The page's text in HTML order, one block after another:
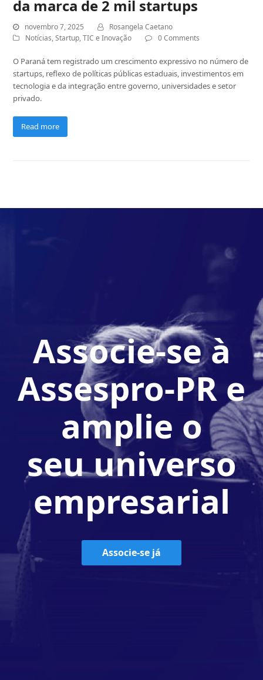
da marca de 2 mil startups
novembro 7, 2025
Rosangela Caetano
Notícias,Startup,TIC e Inovação 0 Comments
O Paraná tem registrado um crescimento expressivo no número de
startups, reflexo de políticas públicas estaduais, investimentos em
tecnologia e da integração entre governo, universidades e setor
privado.
Read more
Associe-se à
Assespro-PR e
amplie o
seu universo
empresarial
Associe-se já